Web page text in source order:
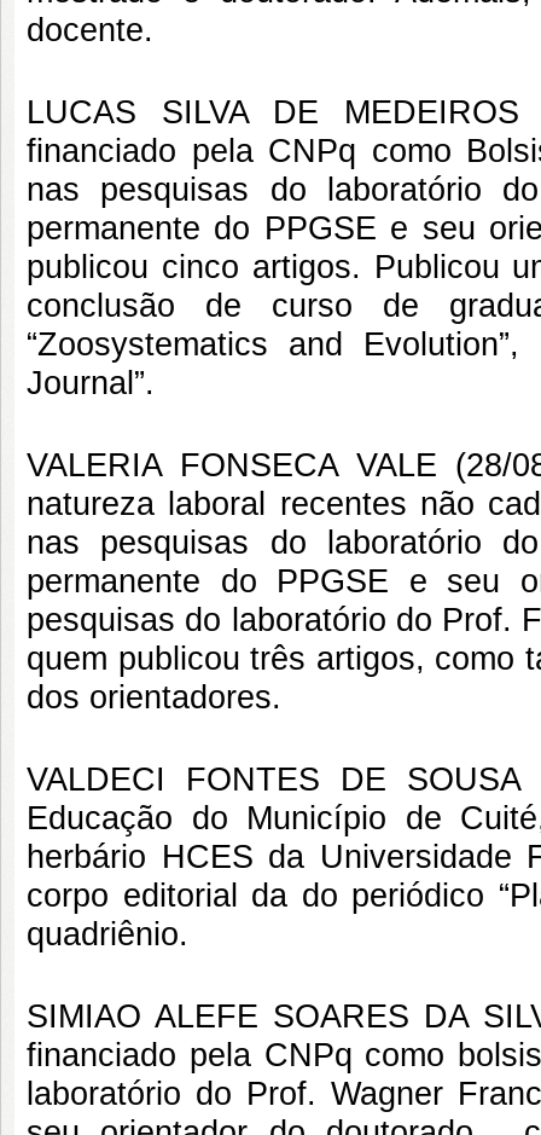
docente.
LUCAS SILVA DE
financiado pela CNPq como
nas pesquisas do laboratório
permanente do PPGSE e seu
publicou cinco artigos. Publicou
conclusão de curso de
“Zoosystematics and
Journal”.
VALERIA FONSECA VALE
natureza laboral recentes não
nas pesquisas do laboratório
permanente do PPGSE e seu
pesquisas do laboratório do Prof.
quem publicou três artigos, como
dos orientadores.
VALDECI FONTES DE
Educação do Município de
herbário HCES da Universidade
corpo editorial da do periódico
quadriênio.
SIMIAO ALEFE SOARES DA
financiado pela CNPq como
laboratório do Prof. Wagner